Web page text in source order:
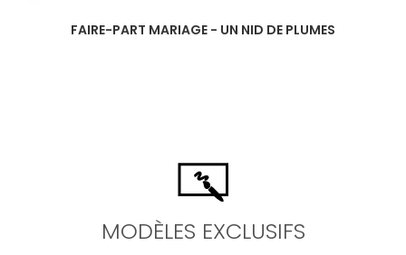
FAIRE-PART MARIAGE - UN NID DE PLUMES
MODÈLES EXCLUSIFS